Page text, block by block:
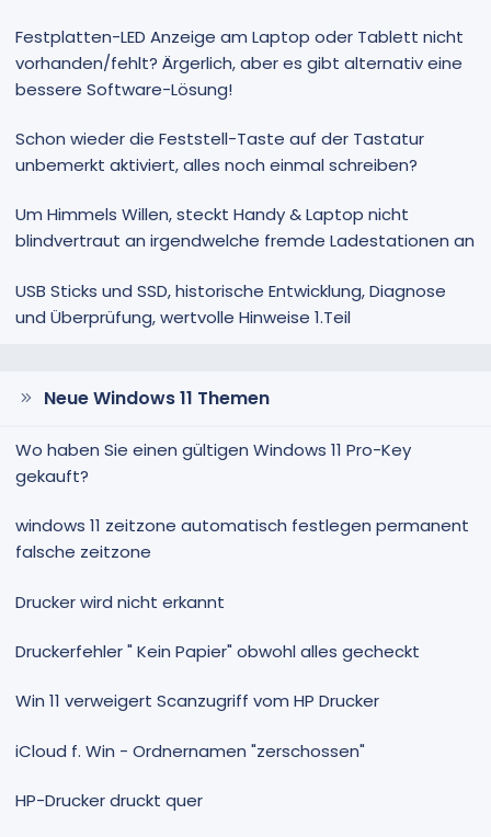
Festplatten-LED Anzeige am Laptop oder Tablett nicht
vorhanden/fehlt? Ärgerlich, aber es gibt alternativ eine
bessere Software-Lösung!
Schon wieder die Feststell-Taste auf der Tastatur
unbemerkt aktiviert, alles noch einmal schreiben?
Um Himmels Willen, steckt Handy & Laptop nicht
blindvertraut an irgendwelche fremde Ladestationen an
USB Sticks und SSD, historische Entwicklung, Diagnose
und Überprüfung, wertvolle Hinweise 1.Teil
Neue Windows 11 Themen
Wo haben Sie einen gültigen Windows 11 Pro-Key
gekauft?
windows 11 zeitzone automatisch festlegen permanent
falsche zeitzone
Drucker wird nicht erkannt
Druckerfehler " Kein Papier" obwohl alles gecheckt
Win 11 verweigert Scanzugriff vom HP Drucker
iCloud f. Win - Ordnernamen "zerschossen"
HP-Drucker druckt quer